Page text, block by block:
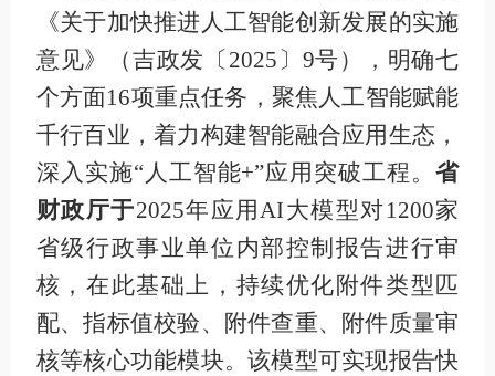
《关于加快推进人工智能创新发展的实施
意见》（吉政发〔 2025 〕 9号），明确七
个方面16项重点任务，聚焦人工智能赋能
千行百业，着力构建智能融合应用生态，
深入实施“人工智能+”应用突破工程。省
财政厅于2025年应用AI大模型对1200家
省级行政事业单位内部控制报告进行审
核 ，在此基础上，持续优化附件类型匹
配、指标值校验、附件查重、附件质量审
核等核心功能模块。该模型可实现报告快